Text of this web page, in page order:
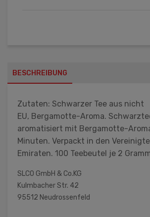
BESCHREIBUNG
Zutaten: Schwarzer Tee aus nicht
EU, Bergamotte-Aroma.
aromatisiert mit Bergamotte-
Minuten. Verpackt in den
Emiraten. 100 Teebeutel je 2
SLCO GmbH & Co.KG
Kulmbacher Str. 42
95512 Neudrossenfeld